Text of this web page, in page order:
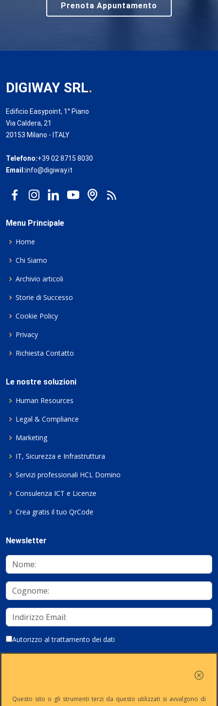
Prenota Appuntamento
DIGIWAY SRL.
Edificio Easypoint, 1° Piano
Via Caldera, 21
20153 Milano - ITALY
Telefono:+39 02 8715 8030
Email:info@digiway.it
Menu Principale
Home
Chi Siamo
Archivio articoli
Storie di Successo
Cookie Policy
Privacy
Richiesta Contatto
Le nostre soluzioni
Human Resources
Legal & Compliance
Marketing
IT, Sicurezza e Infrastruttura
Servizi professionali HCL Domino
Consulenza ICT e Licenze
Crea gratis il tuo QrCode
Newsletter
Autorizzo al trattamento dei dati
Questo sito o gli strumenti terzi da questo utilizzati si avvalgono di